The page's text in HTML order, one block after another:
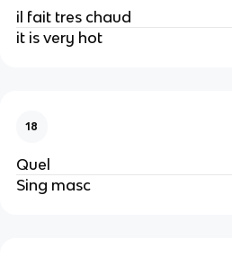
il fait tres chaud
it is very hot
18
Quel
Sing masc